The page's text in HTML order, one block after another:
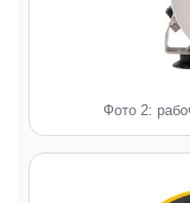
Фото 2: